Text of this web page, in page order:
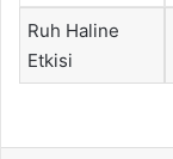
Ruh Haline
Etkisi